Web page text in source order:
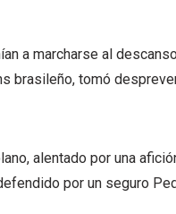
a marcharse al
brasileño, tomó
alentado por una
por un seguro